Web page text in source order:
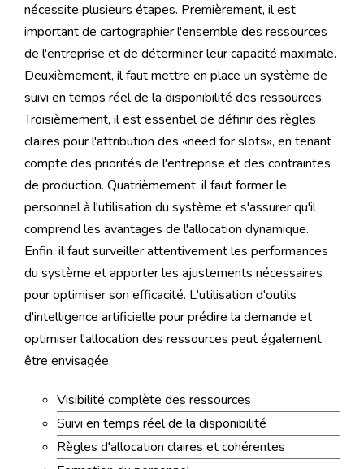
nécessite plusieurs étapes. Premièrement, il est
important de cartographier l'ensemble des ressources
de l'entreprise et de déterminer leur capacité maximale.
Deuxièmement, il faut mettre en place un système de
suivi en temps réel de la disponibilité des ressources.
Troisièmement, il est essentiel de définir des règles
claires pour l'attribution des «need for slots», en tenant
compte des priorités de l'entreprise et des contraintes
de production. Quatrièmement, il faut former le
personnel à l'utilisation du système et s'assurer qu'il
comprend les avantages de l'allocation dynamique.
Enfin, il faut surveiller attentivement les performances
du système et apporter les ajustements nécessaires
pour optimiser son efficacité. L'utilisation d'outils
d'intelligence artificielle pour prédire la demande et
optimiser l'allocation des ressources peut également
être envisagée.
Visibilité complète des ressources
Suivi en temps réel de la disponibilité
Règles d'allocation claires et cohérentes